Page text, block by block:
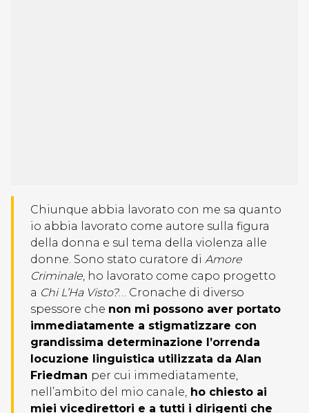
Chiunque abbia lavorato con me sa quanto
io abbia lavorato come autore sulla figura
della donna e sul tema della violenza alle
donne. Sono stato curatore di Amore
Criminale, ho lavorato come capo progetto
a Chi L’Ha Visto?… Cronache di diverso
spessore che non mi possono aver portato
immediatamente a stigmatizzare con
grandissima determinazione l’orrenda
locuzione linguistica utilizzata da Alan
Friedman per cui immediatamente,
nell’ambito del mio canale, ho chiesto ai
miei vicedirettori e a tutti i dirigenti che